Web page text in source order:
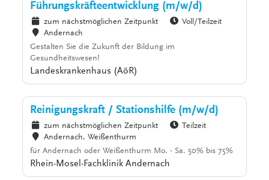
Führungskräfteentwicklung (m/w/d)
zum nächstmöglichen Zeitpunkt
Voll/Teilzeit
Andernach
Gestalten Sie die Zukunft der Bildung im
Gesundheitswesen!
Landeskrankenhaus (AöR)
Reinigungskraft / Stationshilfe (m/w/d)
zum nächstmöglichen Zeitpunkt
Teilzeit
Andernach, Weißenthurm
für Andernach oder Weißenthurm Mo. - Sa. 50% bis 75%
Rhein-Mosel-Fachklinik Andernach